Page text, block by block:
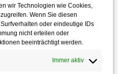
wir Technologien wie Cookies,
Wenn Sie diesen
oder eindeutige IDs
nicht erteilen oder
beeinträchtigt werden.
Immer aktiv
Inhalten distanziert.
Inhalte der Webseiten
ausdrücklich von
Hyperlinks.